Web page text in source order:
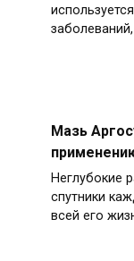
Мазь
Неглубокие
спутники
всей его